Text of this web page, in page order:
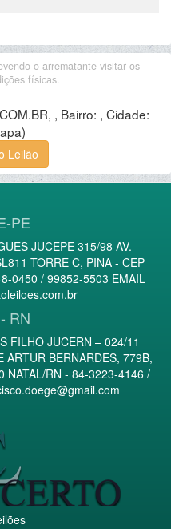
o arrematante visitar os
físicas.
, Bairro: , Cidade:
Leilão
PE
JUCEPE 315/98 AV.
TORRE C, PINA - CEP
0450 / 99852-5503 EMAIL
RN
FILHO JUCERN – 024/11
ARTUR BERNARDES, 779B,
NATAL/RN - 84-3223-4146 /